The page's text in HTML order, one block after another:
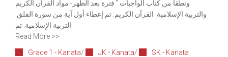
ونطقاً من كتاب الواجبات. ً فترة بعد الظهر- مواد القرآن الكريم
والتربية الإسلامية: القرآن الكريم: تم إعطاء أول آية من سورة الفلق.
التربية الإسلامية: تم
Read More >>
Grade 1 - Kanata/ JK - Kanata/ SK - Kanata